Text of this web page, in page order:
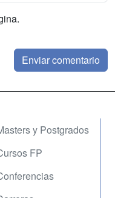
y Postgrados
FP